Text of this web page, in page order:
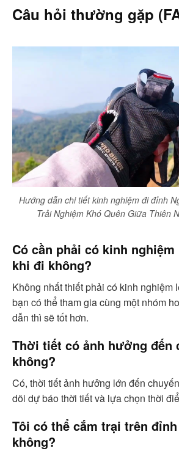
Câu hỏi thường gặp
Hướng dẫn chi tiết kinh nghiệm đi đỉnh
Trải Nghiệm Khó Quên Giữa Thiên
Có cần phải có kinh
khi đi không?
Không nhất thiết phải có kinh nghiệm
bạn có thể tham gia cùng một nhóm
dẫn thì sẽ tốt hơn.
Thời tiết có ảnh hưởng đến
không?
Có, thời tiết ảnh hưởng lớn đến
dõi dự báo thời tiết và lựa chọn thời
Tôi có thể cắm trại trên
không?